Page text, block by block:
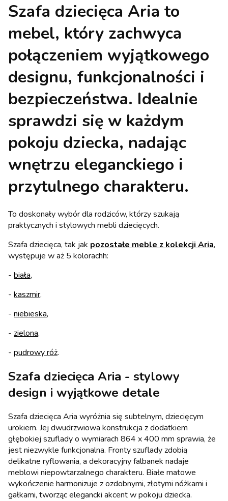
Szafa dziecięca Aria to
mebel, który zachwyca
połączeniem wyjątkowego
designu, funkcjonalności i
bezpieczeństwa. Idealnie
sprawdzi się w każdym
pokoju dziecka, nadając
wnętrzu eleganckiego i
przytulnego charakteru.
To doskonały wybór dla rodziców, którzy szukają
praktycznych i stylowych mebli dziecięcych.
Szafa dziecięca, tak jak pozostałe meble z kolekcji Aria,
występuje w aż 5 kolorachh:
- biała,
- kaszmir,
- niebieska,
- zielona,
- pudrowy róż.
Szafa dziecięca Aria - stylowy
design i wyjątkowe detale
Szafa dziecięca Aria wyróżnia się subtelnym, dziecięcym
urokiem. Jej dwudrzwiowa konstrukcja z dodatkiem
głębokiej szuflady o wymiarach 864 x 400 mm sprawia, że
jest niezwykle funkcjonalna. Fronty szuflady zdobią
delikatne ryflowania, a dekoracyjny falbanek nadaje
meblowi niepowtarzalnego charakteru. Białe matowe
wykończenie harmonizuje z ozdobnymi, złotymi nóżkami i
gałkami, tworząc elegancki akcent w pokoju dziecka.